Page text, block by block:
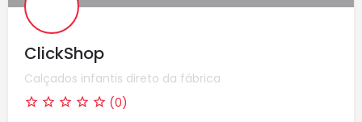
ClickShop
Calçados infantis direto da fábrica
(0)